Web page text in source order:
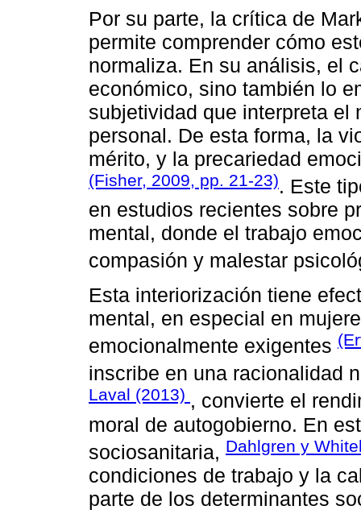
Por su parte, la crítica de
permite comprender cómo
normaliza. En su análisis, el
económico, sino también lo
subjetividad que interpreta el
personal. De esta forma, la
mérito, y la precariedad
(Fisher, 2009, pp. 21-23). Este
en estudios recientes sobre
mental, donde el trabajo
compasión y malestar
Esta interiorización tiene
mental, en especial en
emocionalmente exigentes
inscribe en una racionalidad
Laval (2013) , convierte el
moral de autogobierno. En
sociosanitaria, Dahlgren y
condiciones de trabajo y la
parte de los determinantes